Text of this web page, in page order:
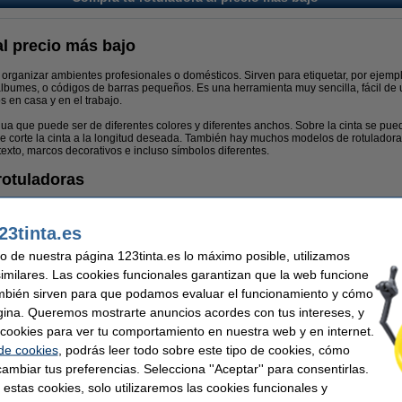
precio más bajo
ambientes profesionales o domésticos. Sirven para etiquetar, por
o códigos de barras pequeños. Es una herramienta muy sencilla, fácil de
en casa y en el trabajo.
que puede ser de diferentes colores y diferentes anchos. Sobre la cinta se
corte la cinta a la longitud deseada. También hay muchos modelos de
marcos decorativos e incluso símbolos diferentes.
y una pantalla que permiten escribir e ir comprobando el texto antes de
diseños de etiquetas para poder reimprimirlas siempre que sea
para uso individual, modelos de sobremesa para PC, e incluso modelos
sitio.
breves.
largos.
modelos de
rotuladoras Brother rotuladoras Dymo
para imprimir etiquetas
Además, no necesitan tinta para imprimir por lo que solo necesitan las cintas
tus necesidades?
de nuestra página 123tinta.es lo máximo posible, utilizamos
Las cookies funcionales garantizan que la web funcione
sirven para que podamos evaluar el funcionamiento y cómo
Queremos mostrarte anuncios acordes con tus intereses, y
para ver tu comportamiento en nuestra web y en internet.
cookies, podrás leer todo sobre este tipo de cookies, cómo
tus preferencias. Selecciona ''Aceptar'' para consentirlas.
cookies, solo utilizaremos las cookies funcionales y